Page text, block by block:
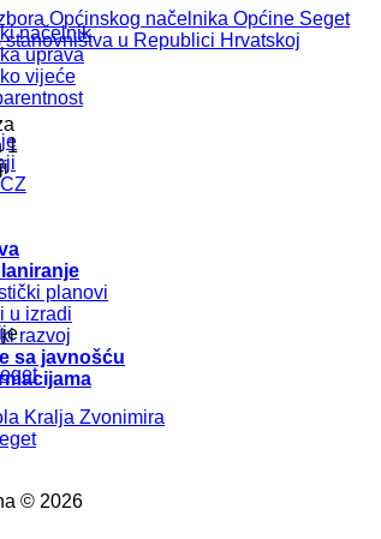
načelnik
uprava
vijeće
planovi
u izradi
razvoj
sa javnošću
Općinskog načelnika Općine Seget
u Republici Hrvatskoj
1
Kralja Zvonimira
© 2026